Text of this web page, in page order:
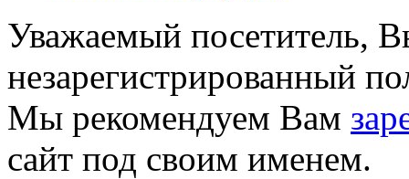
Уважаемый посетитель,
незарегистрированный
Мы рекомендуем Вам
сайт под своим именем.